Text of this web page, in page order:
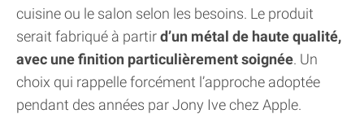
cuisine ou le salon selon les besoins. Le produit
serait fabriqué à partird’un métal de haute qualité,
avec une finition particulièrement soignée. Un
choix qui rappelle forcément l’approche adoptée
pendant des années par Jony Ive chez Apple.